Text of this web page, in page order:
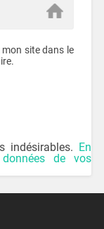
site dans le
indésirables. En
de vos